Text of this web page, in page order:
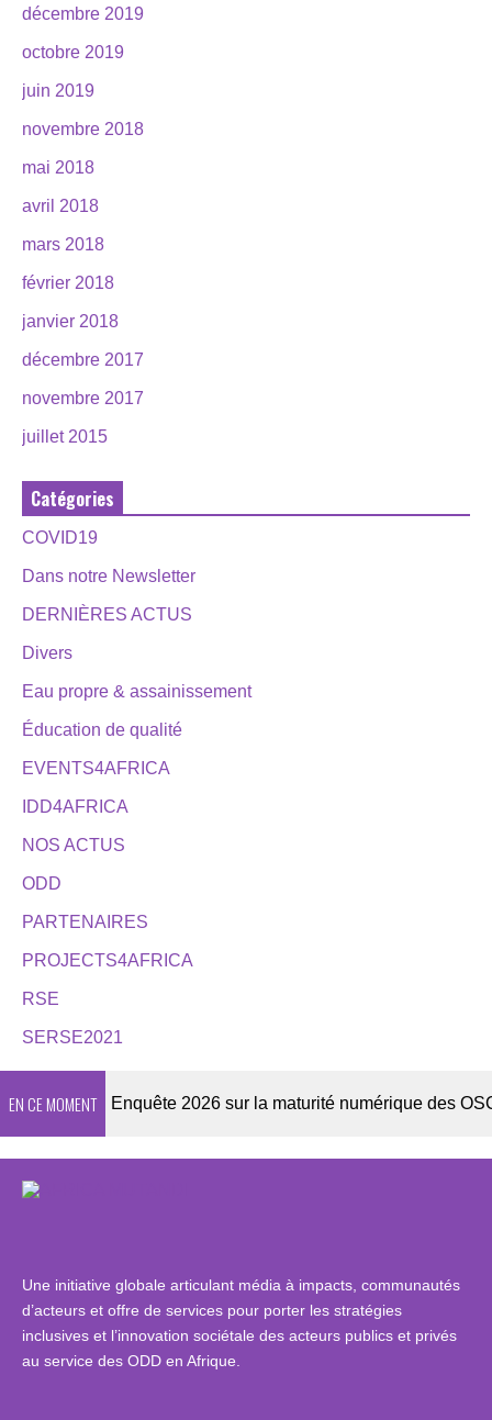
décembre 2019
octobre 2019
juin 2019
novembre 2018
mai 2018
avril 2018
mars 2018
février 2018
janvier 2018
décembre 2017
novembre 2017
juillet 2015
Catégories
COVID19
Dans notre Newsletter
DERNIÈRES ACTUS
Divers
Eau propre & assainissement
Éducation de qualité
EVENTS4AFRICA
IDD4AFRICA
NOS ACTUS
ODD
PARTENAIRES
PROJECTS4AFRICA
RSE
SERSE2021
EN CE MOMENTEnquête 2026 sur la maturité numérique des OSC
Une initiative globale articulant média à impacts, communautés
d’acteurs et offre de services pour porter les stratégies
inclusives et l’innovation sociétale des acteurs publics et privés
au service des ODD en Afrique.